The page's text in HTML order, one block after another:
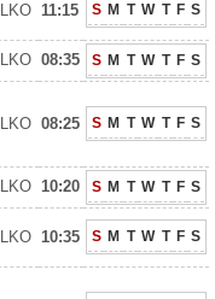
LKO 11:15 S M T W T F S
LKO 08:35 S M T W T F S
LKO 08:25 S M T W T F S
LKO 10:20 S M T W T F S
LKO 10:35 S M T W T F S